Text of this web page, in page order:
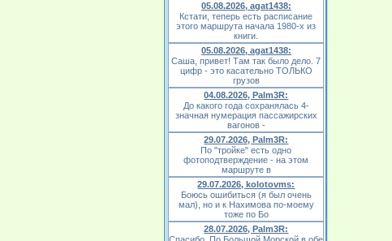
05.08.2026, agat1438:
Кстати, теперь есть расписание
этого маршрута начала 1980-х из
книги.
05.08.2026, agat1438:
Саша, привет! Там так было дело. 7
цифр - это касательно ТОЛЬКО
грузов
04.08.2026, Palm3R:
До какого года сохранялась 4-
значная нумерация пассажирских
вагонов -
29.07.2026, Palm3R:
По "тройке" есть одно
фотоподтверждение - на этом
маршруте в
29.07.2026, kolotovms:
Боюсь ошибиться (я был очень
мал), но и к Нахимова по-моему
тоже по Бо
28.07.2026, Palm3R: